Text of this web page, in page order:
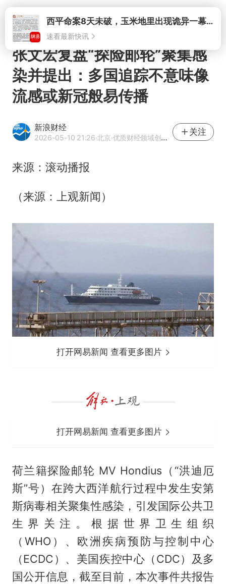
打开西平命案8天未破，玉米地里出现诡异一幕，我突然想起了欧金中
速看最新快讯
张文宏复盘“探险邮轮”聚集感
染并提出：多国追踪不意味像
流感或新冠般易传播
新浪财经
2026-05-10 21:26·北京·优质财经领域创作者
关注
来源：滚动播报
（来源：上观新闻）
打开网易新闻 查看更多图片
打开网易新闻 查看更多图片
荷兰籍探险邮轮 MV Hondius（“洪迪厄
斯”号）在跨大西洋航行过程中发生安第
斯病毒相关聚集性感染，引发国际公共卫
生界关注。根据世界卫生组织
（WHO）、欧洲疾病预防与控制中心
（ECDC）、美国疾控中心（CDC）及多
国公开信息，截至目前，本次事件共报告